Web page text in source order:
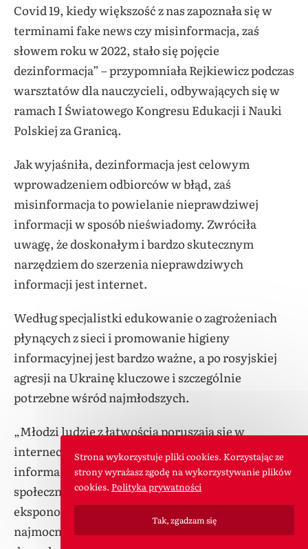
Covid 19, kiedy większość z nas zapoznała się w
terminami fake news czy misinformacja, zaś
słowem roku w 2022, stało się pojęcie
dezinformacja” – przypomniała Rejkiewicz podczas
warsztatów dla nauczycieli, odbywających się w
ramach I Światowego Kongresu Edukacji i Nauki
Polskiej za Granicą.
Jak wyjaśniła, dezinformacja jest celowym
wprowadzeniem odbiorców w błąd, zaś
misinformacja to powielanie nieprawdziwej
informacji w sposób nieświadomy. Zwróciła
uwagę, że doskonałym i bardzo skutecznym
narzędziem do szerzenia nieprawdziwych
informacji jest internet.
Według specjalistki edukowanie o zagrożeniach
płynących z sieci i promowanie higieny
informacyjnej jest bardzo ważne, a po rosyjskiej
agresji na Ukrainę kluczowe i szczególnie
potrzebne wśród najmłodszych.
„Młodzi ludzie z łatwością poruszają się w
internecie, w którym aż roi się od fałszywych
informacji, zdjęć czy profili w mediach
społecznościowych. Młodzież jest też najbardziej
eksponowana na fałszywe informacje i przez to
najmocniej podatna na dezinformację, czego
Strona wykorzystuje pliki cookies. Korzystając ze
strony wyrażasz zgodę na wykorzystywanie plików
cookies. Polityka prywatności
Tak, zgadzam się